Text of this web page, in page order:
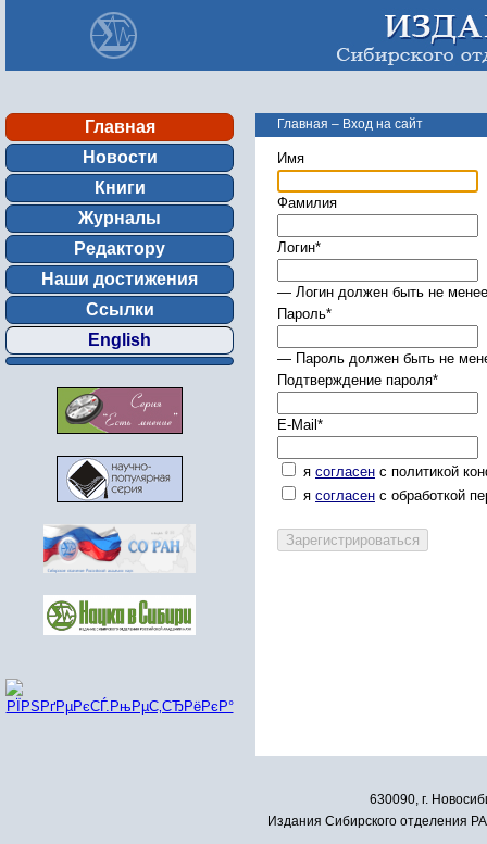
Главная
Новости
Книги
Журналы
Редактору
Наши достижения
Ссылки
English
Главная – Вход на сайт
Имя
Фамилия
Логин*
— Логин должен быть не
Пароль*
— Пароль должен быть не
Подтверждение пароля*
E-Mail *
я согласен с политикой
я согласен с обработкой
630090, г.
Издания Сибирского отделения